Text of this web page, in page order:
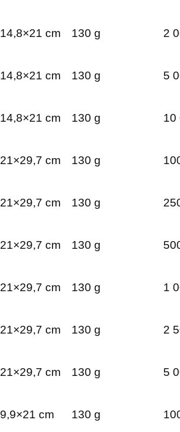
14,8×21 cm 130 g 2
14,8×21 cm 130 g 5
14,8×21 cm 130 g 10
21×29,7 cm 130 g
21×29,7 cm 130 g
21×29,7 cm 130 g
21×29,7 cm 130 g 1
21×29,7 cm 130 g 2
21×29,7 cm 130 g 5
9,9×21 cm 130 g